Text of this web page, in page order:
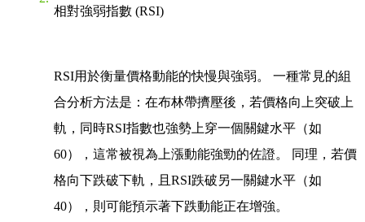
相對強弱指數 (RSI)
RSI用於衡量價格動能的快慢與強弱。 一種常見的組
合分析方法是：在布林帶擠壓後，若價格向上突破上
軌，同時RSI指數也強勢上穿一個關鍵水平（如
60），這常被視為上漲動能強勁的佐證。 同理，若價
格向下跌破下軌，且RSI跌破另一關鍵水平（如
40），則可能預示著下跌動能正在增強。